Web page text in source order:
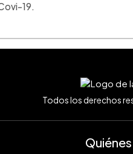
19.
Todos los derechos